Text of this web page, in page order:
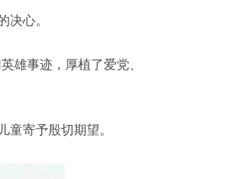
决心。
雄事迹，厚植了爱党、
寄予殷切期望。